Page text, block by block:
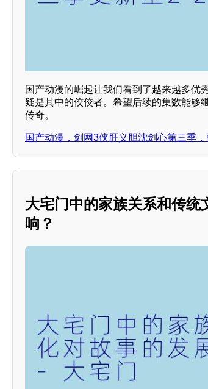
国产动漫的崛起让我们看到了越来越多优
疑是其中的佼佼者。希望后续的集数能够
传奇。
国产动漫，剑网3侠肝义胆沈剑心第三季，
大宅门中的家族关系和传
响？